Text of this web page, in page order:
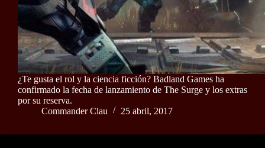
¿Te gusta el rol y la ciencia ficción? Badland Games ha
confirmado la fecha de lanzamiento de The Surge y los extras
por su reserva.
Commander Clau
25 abril, 2017